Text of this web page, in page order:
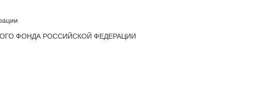
ФОНДА РОССИЙСКОЙ ФЕДЕРАЦИИ